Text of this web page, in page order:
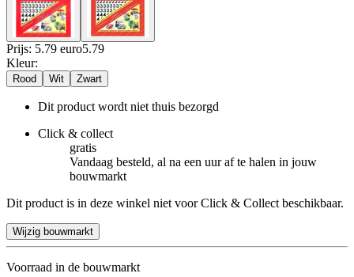
Prijs: 5.79 euro5.79
Kleur:
Rood Wit Zwart
Dit product wordt niet thuis bezorgd
Click & collect
gratis
Vandaag besteld, al na een uur af te halen in jouw
bouwmarkt
Dit product is in deze winkel niet voor Click & Collect beschikbaar.
Wijzig bouwmarkt
Voorraad in de bouwmarkt